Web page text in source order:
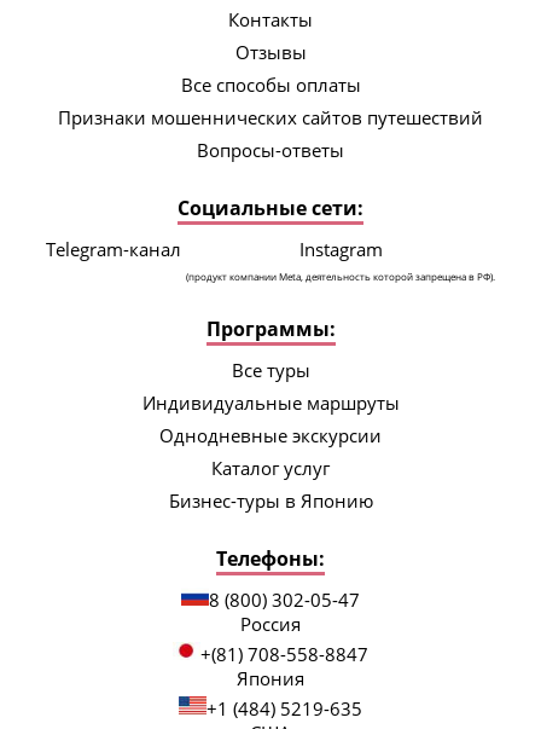
Контакты
Отзывы
Все способы оплаты
Признаки мошеннических сайтов путешествий
Вопросы-ответы
Социальные сети:
Telegram-канал Instagram
(продукт компании Meta, деятельность которой запрещена в РФ).
Программы:
Все туры
Индивидуальные маршруты
Однодневные экскурсии
Каталог услуг
Бизнес-туры в Японию
Телефоны:
8 (800) 302-05-47
Россия
+(81) 708-558-8847
Япония
+1 (484) 5219-635